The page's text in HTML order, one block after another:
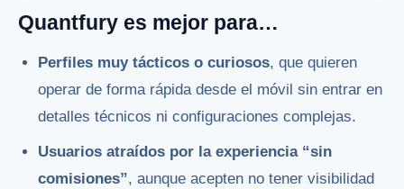
Quantfury es mejor para…
Perfiles muy tácticos o curiosos, que quieren
operar de forma rápida desde el móvil sin entrar en
detalles técnicos ni configuraciones complejas.
Usuarios atraídos por la experiencia “sin
comisiones”, aunque acepten no tener visibilidad